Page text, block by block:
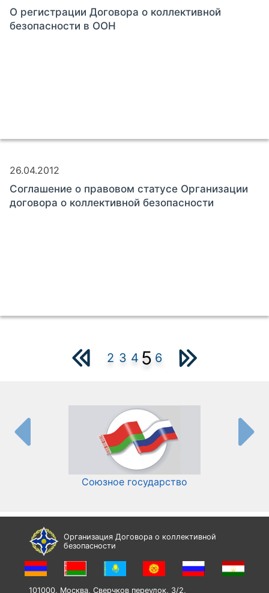
О регистрации Договора о коллективной
безопасности в ООН
26.04.2012
Соглашение о правовом статусе Организации
договора о коллективной безопасности
2 3 4 5 6
Союзное государство
Организация Договора о коллективной
безопасности
101000, Москва, Сверчков переулок, 3/2,